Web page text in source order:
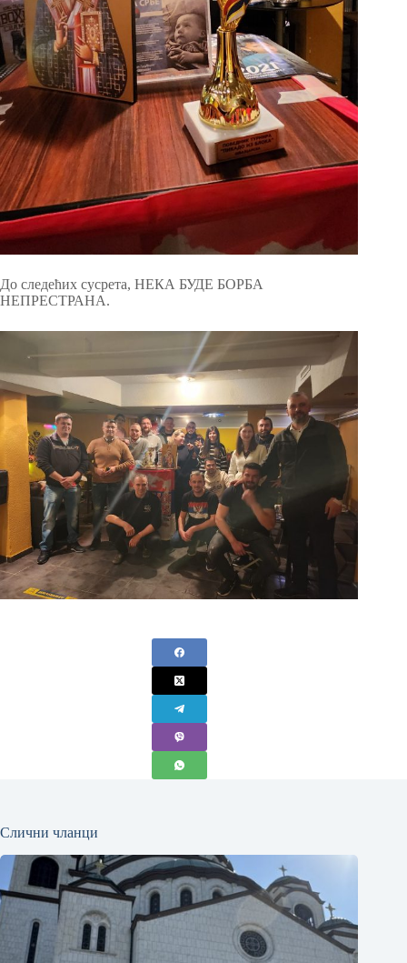
До следећих сусрета, НЕКА БУДЕ БОРБА
НЕПРЕСТРАНА.
Слични чланци